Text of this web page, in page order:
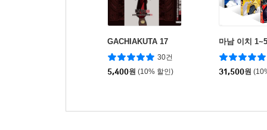
GACHIAKUTA 17
30건
5,400원 (10% 할인)
마남 이치
31,500원